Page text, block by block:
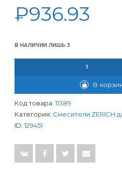
₽936.93
В НАЛИЧИИ ЛИШЬ 3
В
Код товара: 11389
Категория: Смесители ZERICH
ID: 129451